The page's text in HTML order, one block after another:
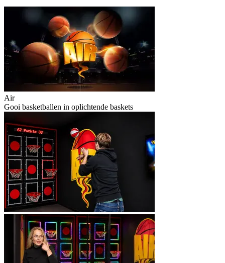
Air
Gooi basketballen in oplichtende baskets